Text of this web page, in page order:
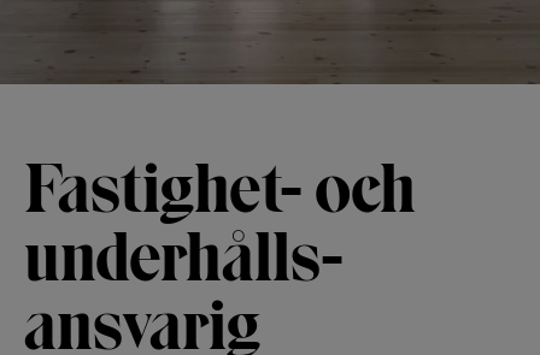
Fastighet- och
underhålls­
ansvarig